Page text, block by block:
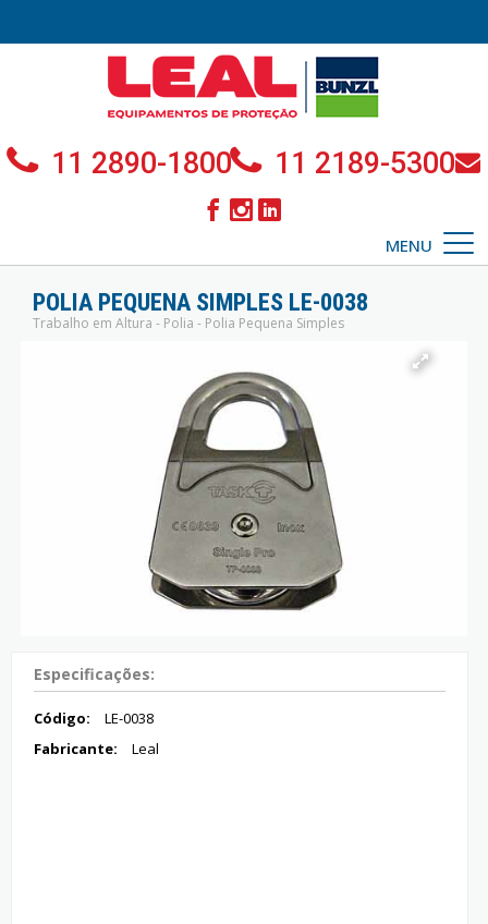
11 2890-1800 11 2189-5300
MENU
POLIA PEQUENA SIMPLES LE-0038
Trabalho em Altura - Polia - Polia Pequena Simples
Especificações:
Código:
LE-0038
Fabricante:
Leal